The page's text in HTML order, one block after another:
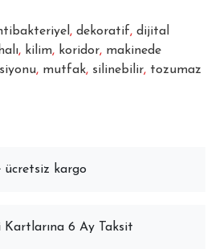
, dekoratif, dijital
halı, kilim, koridor, makinede
, mutfak, silinebilir, tozumaz
ücretsiz kargo
Kartlarına 6 Ay Taksit